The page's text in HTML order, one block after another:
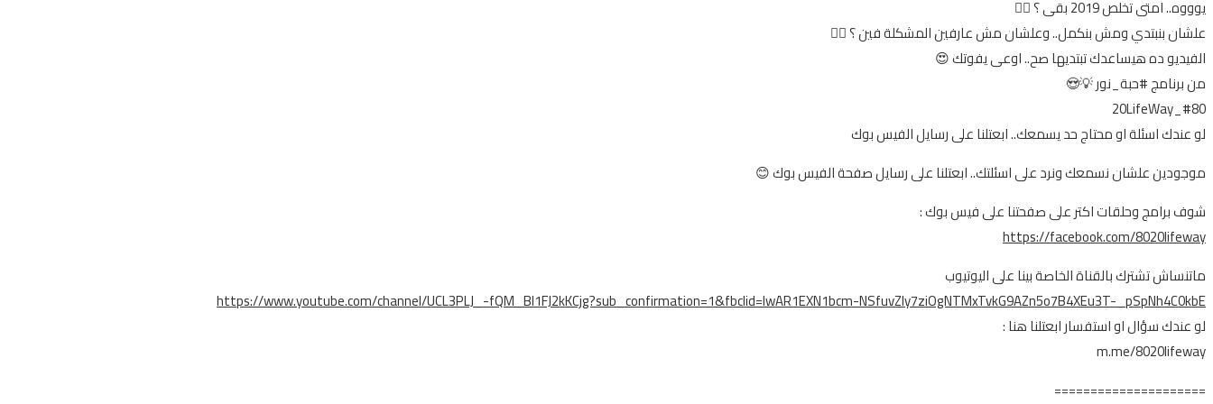
يوووه.. امتى تخلص 2019 بقى ؟ 🤷‍♂️
علشان بنبتدي ومش بنكمل.. وعلشان مش عارفين المشكلة فين ؟ 🤦‍♂️
الفيديو ده هيساعدك تبتديها صح.. اوعى يفوتك 😍
من برنامج #حبة_نور 💡😍
#80_20LifeWay
لو عندك اسئلة او محتاج حد يسمعك.. ابعتلنا على رسايل الفيس بوك
موجودين علشان نسمعك ونرد على اسئلتك.. ابعتلنا على رسايل صفحة الفيس بوك 😊
شوف برامج وحلقات اكتر على صفحتنا على فيس بوك :
https://facebook.com/8020lifeway
ماتنساش تشترك بالقناة الخاصة بينا على اليوتيوب
https://www.youtube.com/channel/UCL3PLJ_-fQM_Bl1FJ2kKCjg?sub_confirmation=1&fbclid=IwAR1EXN1bcm-NSfuvZly7ziOgNTMxTvkG9AZn5o7B4XEu3T-_pSpNh4C0kbE
لو عندك سؤال او استفسار ابعتلنا هنا :
m.me/8020lifeway
=====================